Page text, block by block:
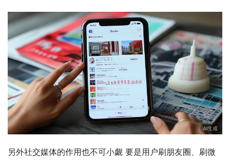
另外社交媒体的作用也不可小觑 要是用户刷朋友圈、刷微